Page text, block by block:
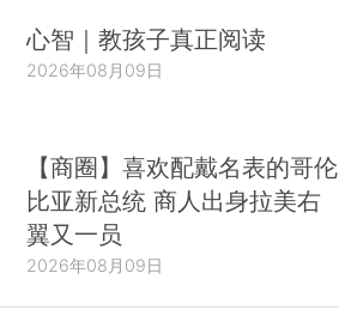
心智｜教孩子真正阅读
2026年08月09日
【商圈】喜欢配戴名表的哥伦
比亚新总统 商人出身拉美右
翼又一员
2026年08月09日